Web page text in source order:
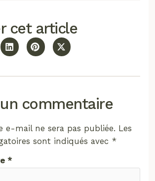
cet article
commentaire
e-mail ne sera pas publiée. Les
sont indiqués avec *
*